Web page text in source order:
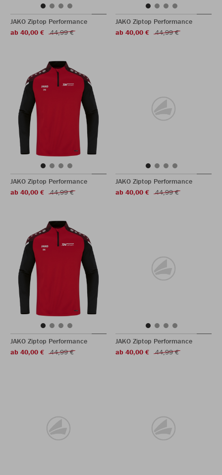
JAKO Ziptop Performance
ab 40,00 €
44,99 €
JAKO Ziptop Performance
ab 40,00 €
44,99 €
JAKO Ziptop Performance
ab 40,00 €
44,99 €
JAKO Ziptop Performance
ab 40,00 €
44,99 €
JAKO Ziptop Performance
ab 40,00 €
44,99 €
JAKO Ziptop Performance
ab 40,00 €
44,99 €